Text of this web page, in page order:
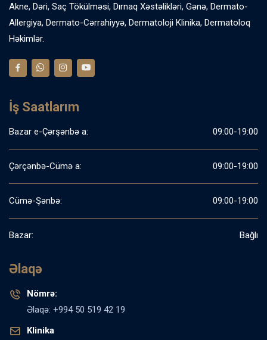
Akne, Dəri, Saç Tökülməsi, Dırnaq Xəstəlikləri, Gənə, Dermato-
Allergiya, Dermato-Cərrahiyyə, Dermatoloji Klinika, Dermatoloq
Həkimlər.
İş Saatlarım
Bazar e-Çərşənbə a: 09:00-19:00
Çərçənbə-Cümə a: 09:00-19:00
Cümə-Şənbə: 09:00-19:00
Bazar: Bağlı
Əlaqə
Nömrə:
Əlaqə: +994 50 519 42 19
Klinika